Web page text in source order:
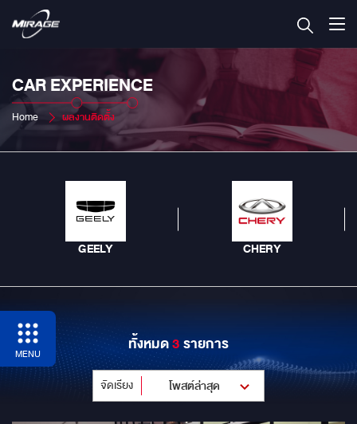
CAR EXPERIENCE
Home ผลงานติดตั้ง
GEELY CHERY
MENU ทั้งหมด3รายการ
จัดเรียง โพสต์ล่าสุด